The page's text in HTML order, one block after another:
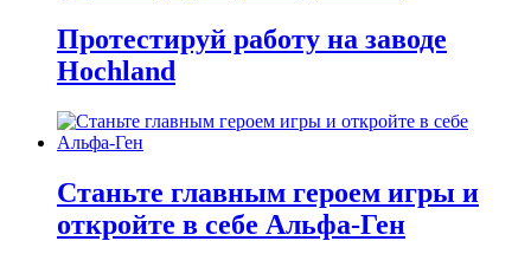
Протестируй работу на заводе
Hochland
Станьте главным героем игры и
откройте в себе Альфа-Ген